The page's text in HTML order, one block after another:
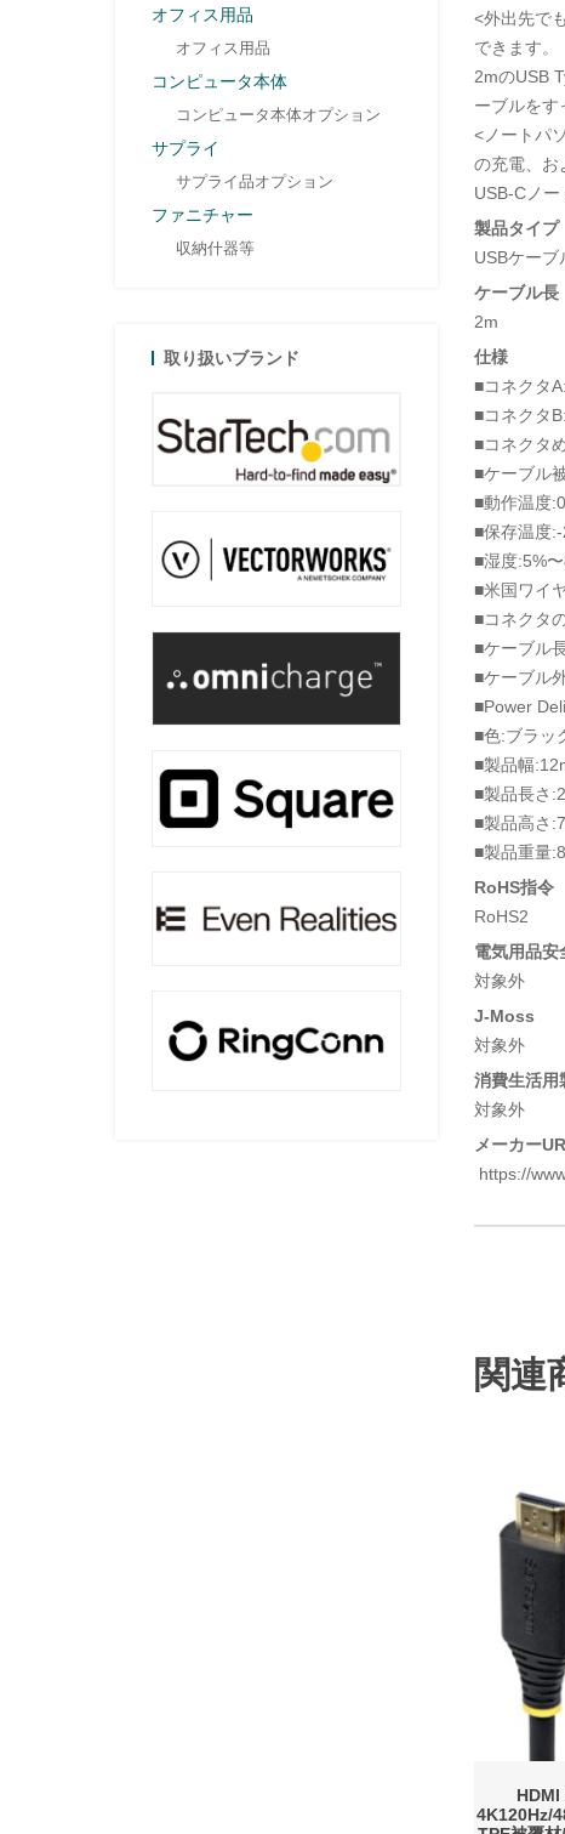
<外出先で
できます。
2mのUSB
ーブルをす
<ノートパ
の充電、お
USB-Cノ
製品タイプ
USBケーブ
ケーブル長
2m
仕様
■コネクタ
■コネクタ
■コネクタ
■ケーブル
■動作温度
■保存温度
■湿度:5%
■米国ワイ
■コネクタ
■ケーブル
■ケーブル
■Power
■色:ブラッ
■製品幅
■製品長さ
■製品高さ
■製品重量
RoHS指令
RoHS2
電気用品安
対象外
J-Moss
対象外
消費生活用
対象外
メーカー
https://
関連
4K120Hz/
オフィス用品
オフィス用品
コンピュータ本体
コンピュータ本体オプション
サプライ
サプライ品オプション
ファニチャー
収納什器等
取り扱いブランド